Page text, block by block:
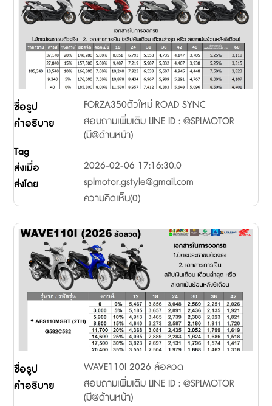
ชื่อรูป
FORZA350ตัวใหม่ ROAD SYNC
คำอธิบาย
สอบถามเพิ่มเติม LINE ID : @SPLMOTOR
(มี@ด้านหน้า)
Tag
ส่งเมื่อ
2026-02-06 17:16:30.0
ส่งโดย
splmotor.gstyle@gmail.com
ความคิดเห็น(0)
ชื่อรูป
WAVE110I 2026 ล้อลวด
คำอธิบาย
สอบถามเพิ่มเติม LINE ID : @SPLMOTOR
(มี@ด้านหน้า)